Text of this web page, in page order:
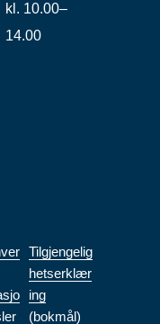
kl. 10.00–
14.00
Tilgjengelig
hetserklær
ing
(bokmål)